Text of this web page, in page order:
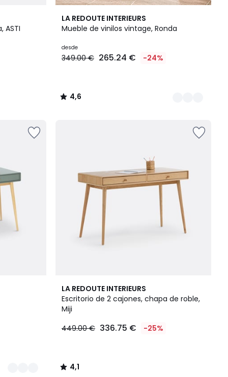
ASTI
LA REDOUTE INTERIEURS
Mueble de vinilos vintage, Ronda
desde
349.00 € 265.24 € -24%
4,6
/ 5
2
Colores
4,6
/
LA REDOUTE INTERIEURS
Escritorio de 2 cajones, chapa de roble,
Miji
449.00 € 336.75 € -25%
4,1
/ 5
4,1
/